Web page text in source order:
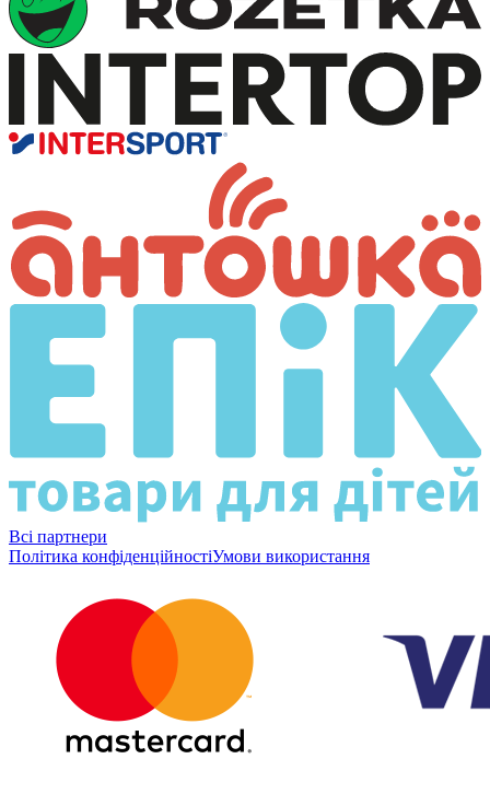
Всі партнери
Політика конфіденційностіУмови використання